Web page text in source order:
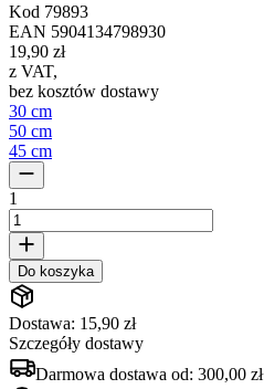
Kod 79893
EAN 5904134798930
19,90 zł
z VAT,
bez kosztów dostawy
30 cm
50 cm
45 cm
1
Do koszyka
Dostawa: 15,90 zł
Szczegóły dostawy
Darmowa dostawa od: 300,00 zł